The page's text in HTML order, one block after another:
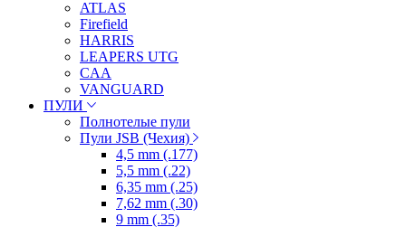
ATLAS
Firefield
HARRIS
LEAPERS UTG
CAA
VANGUARD
ПУЛИ
Полнотелые пули
Пули JSB (Чехия)
4,5 mm (.177)
5,5 mm (.22)
6,35 mm (.25)
7,62 mm (.30)
9 mm (.35)